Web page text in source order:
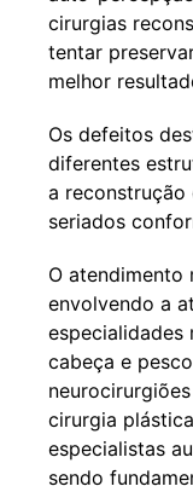
cirurgias
tentar
melhor
Os defeitos
diferentes
a reconstrução
seriados
O atendimento
envolvendo a
especialidades
cabeça e
cirurgia
especialistas
sendo